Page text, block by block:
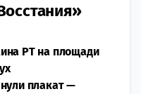
РТ на площади
плакат —